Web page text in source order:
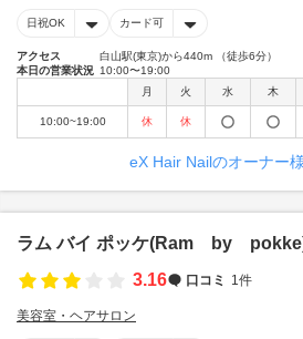
日祝OK カード可
アクセス
白山駅(東京)から440m （徒歩6分）
本日の営業状況 10:00〜19:00
月
火 水 木
10:00~19:00 休 休
eX Hair Nailのオーナー
ラム バイ ポッケ(Ram by
3.16
口コミ 1件
美容室・ヘアサロン